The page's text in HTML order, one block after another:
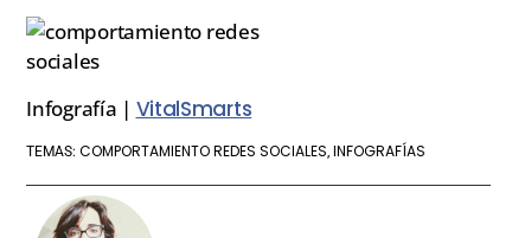
Infografía | VitalSmarts
TEMAS:COMPORTAMIENTO REDES SOCIALES, INFOGRAFÍAS